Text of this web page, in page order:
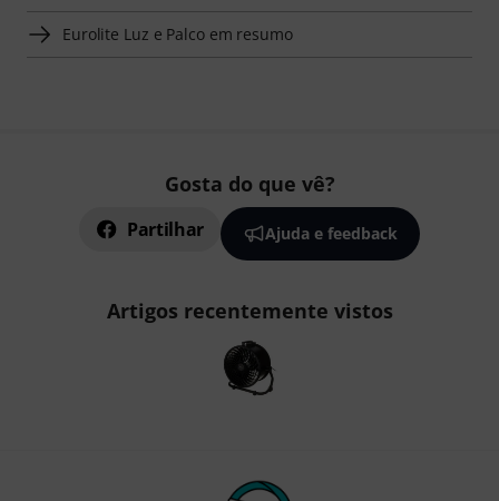
Eurolite Luz e Palco em resumo
Gosta do que vê?
Partilhar Ajuda e feedback
Artigos recentemente vistos